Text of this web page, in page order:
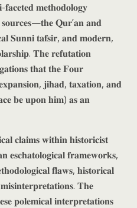
𝐟𝐚𝐜𝐞𝐭𝐞𝐝 𝐦𝐞𝐭𝐡𝐨𝐝𝐨𝐥𝐨𝐠𝐲
𝐬𝐨𝐮𝐫𝐜𝐞𝐬—𝐭𝐡𝐞 𝐐𝐮𝐫’𝐚𝐧 𝐚𝐧𝐝
𝐒𝐮𝐧𝐧𝐢 𝐭𝐚𝐟𝐬𝐢𝐫, 𝐚𝐧𝐝 𝐦𝐨𝐝𝐞𝐫𝐧,
𝐓𝐡𝐞 𝐫𝐞𝐟𝐮𝐭𝐚𝐭𝐢𝐨𝐧
𝐭𝐡𝐚𝐭 𝐭𝐡𝐞 𝐅𝐨𝐮𝐫
𝐣𝐢𝐡𝐚𝐝, 𝐭𝐚𝐱𝐚𝐭𝐢𝐨𝐧, 𝐚𝐧𝐝
𝐛𝐞 𝐮𝐩𝐨𝐧 𝐡𝐢𝐦) 𝐚𝐬 𝐚𝐧
𝐜𝐥𝐚𝐢𝐦𝐬 𝐰𝐢𝐭𝐡𝐢𝐧 𝐡𝐢𝐬𝐭𝐨𝐫𝐢𝐜𝐢𝐬𝐭
𝐞𝐬𝐜𝐡𝐚𝐭𝐨𝐥𝐨𝐠𝐢𝐜𝐚𝐥 𝐟𝐫𝐚𝐦𝐞𝐰𝐨𝐫𝐤𝐬,
𝐟𝐥𝐚𝐰𝐬, 𝐡𝐢𝐬𝐭𝐨𝐫𝐢𝐜𝐚𝐥
𝐓𝐡𝐞
𝐩𝐨𝐥𝐞𝐦𝐢𝐜𝐚𝐥 𝐢𝐧𝐭𝐞𝐫𝐩𝐫𝐞𝐭𝐚𝐭𝐢𝐨𝐧𝐬